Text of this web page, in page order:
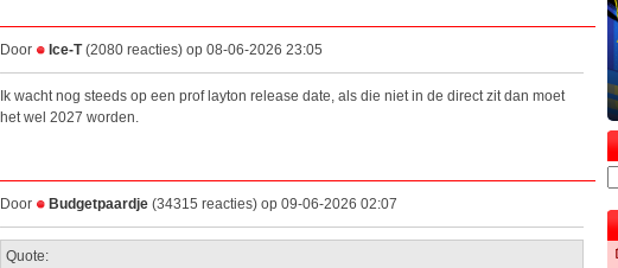
Door Ice-T(2080 reacties) op 08-06-2026 23:05
Ik wacht nog steeds op een prof layton release date, als die niet in de direct zit dan moet
het wel 2027 worden.
Door Budgetpaardje (34315 reacties) op 09-06-2026 02:07
Quote: